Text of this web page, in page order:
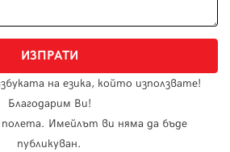
на езика, който използвате!
Благодарим Ви!
Имейлът ви няма да бъде
публикуван.